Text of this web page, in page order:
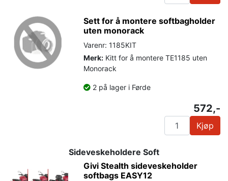
Sett for å montere softbagholder
uten monorack
Varenr: 1185KIT
Merk: Kitt for å montere TE1185 uten
Monorack
2 på lager i Førde
572,-
Kjøp
Sideveskeholdere Soft
Givi Stealth sideveskeholder
softbags EASY12